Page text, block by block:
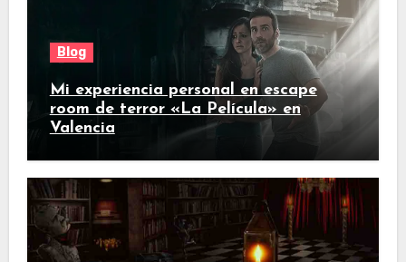
Blog
Mi experiencia personal en escape
room de terror «La Película» en
Valencia